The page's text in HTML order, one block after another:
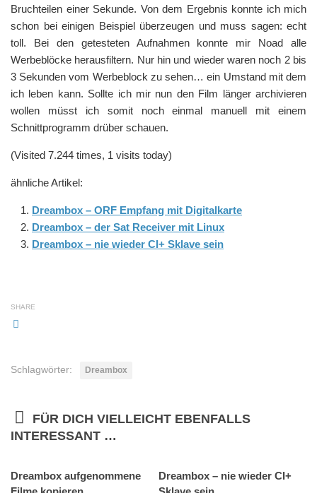
Bruchteilen einer Sekunde. Von dem Ergebnis konnte ich mich
schon bei einigen Beispiel überzeugen und muss sagen: echt
toll. Bei den getesteten Aufnahmen konnte mir Noad alle
Werbeblöcke herausfiltern. Nur hin und wieder waren noch 2 bis
3 Sekunden vom Werbeblock zu sehen… ein Umstand mit dem
ich leben kann. Sollte ich mir nun den Film länger archivieren
wollen müsst ich somit noch einmal manuell mit einem
Schnittprogramm drüber schauen.
(Visited 7.244 times, 1 visits today)
ähnliche Artikel:
Dreambox – ORF Empfang mit Digitalkarte
Dreambox – der Sat Receiver mit Linux
Dreambox – nie wieder CI+ Sklave sein
SHARE
Schlagwörter: Dreambox
FÜR DICH VIELLEICHT EBENFALLS
INTERESSANT …
Dreambox aufgenommene
10
Dreambox – nie wieder CI+